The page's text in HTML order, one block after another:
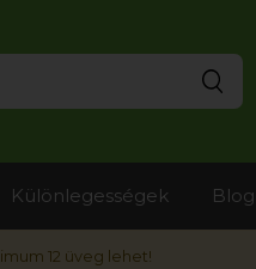
12 üveg lehet!
Különlegességek Blog